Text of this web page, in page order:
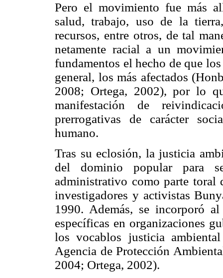
Pero el movimiento fue más
salud, trabajo, uso de la
recursos, entre otros, de tal
netamente racial a un
fundamentos el hecho de que
general, los más afectados
2008; Ortega, 2002), por lo
manifestación de
prerrogativas de carácter
humano.
Tras su eclosión, la justicia
del dominio popular para
administrativo como parte toral
investigadores y activistas
1990. Además, se incorporó
específicas en organizaciones
los vocablos justicia
Agencia de Protección
2004; Ortega, 2002).